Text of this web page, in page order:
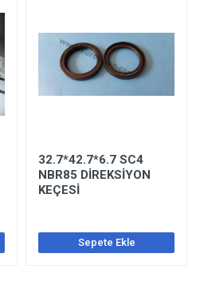
32.7*42.7*6.7 SC4
NBR85 DİREKSİYON
KEÇESİ
Sepete Ekle